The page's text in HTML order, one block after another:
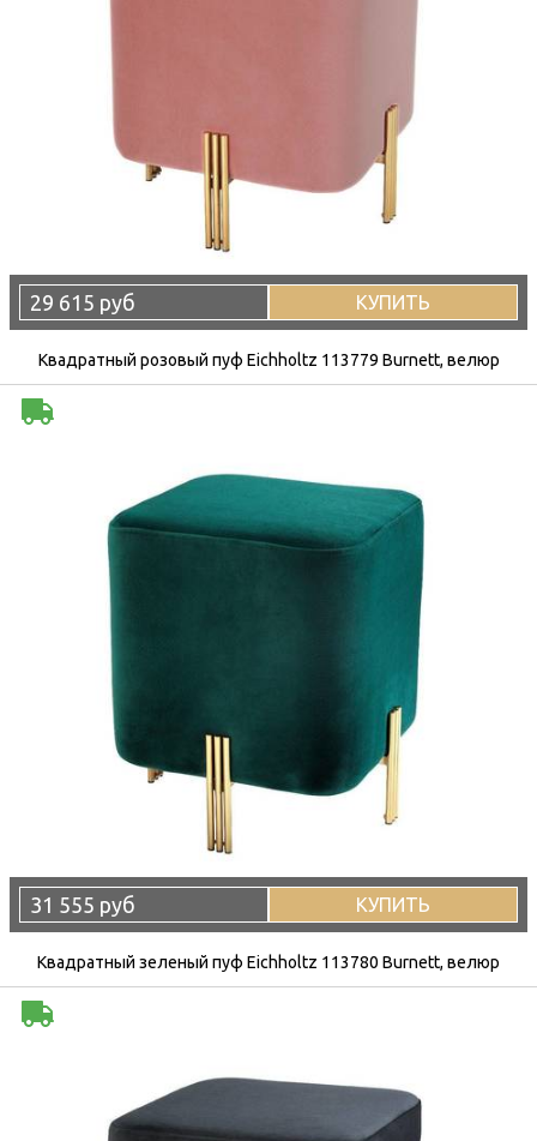
29 615 руб КУПИТЬ
Квадратный розовый пуф Eichholtz 113779 Burnett, велюр
31 555 руб КУПИТЬ
Квадратный зеленый пуф Eichholtz 113780 Burnett, велюр